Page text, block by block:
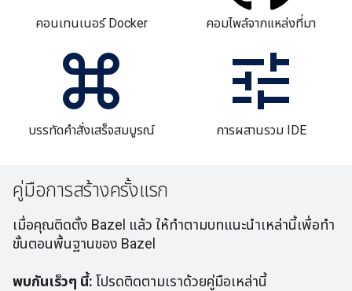
คอนเทนเนอร์ Docker คอมไพล์จากแหล่งที่มา
บรรทัดคําสั่งเสร็จสมบูรณ์ การผสานรวม IDE
คู่มือการสร้างครั้งแรก
เมื่อคุณติดตั้ง Bazel แล้ว ให้ทําตามบทแนะนําเหล่านี้เพื่อทํา
ขั้นตอนพื้นฐานของ Bazel
พบกันเร็วๆ นี้: โปรดติดตามเราด้วยคู่มือเหล่านี้